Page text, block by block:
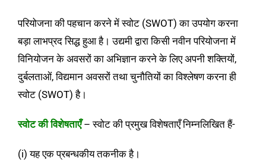
परियोजना की पहचान करने में स्वोट (SWOT) का उपयोग करना
बड़ा लाभप्रद सिद्ध हुआ है। उद्यमी द्वारा किसी नवीन परियोजना में
विनियोजन के अवसरों का अभिज्ञान करने के लिए अपनी शक्तियों,
दुर्बलताओं, विद्यमान अवसरों तथा चुनौतियों का विश्लेषण करना ही
स्वोट (SWOT) है।
स्वोट की विशेषताएँ – स्वोट की प्रमुख विशेषताएँ निम्नलिखित हैं-
(i) यह एक प्रबन्धकीय तकनीक है।